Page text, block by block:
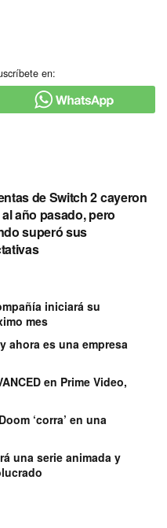
en:
de Switch 2 cayeron
año pasado, pero
superó sus
iniciará su
mes
ahora es una empresa
en Prime Video,
‘corra’ en una
una serie animada y